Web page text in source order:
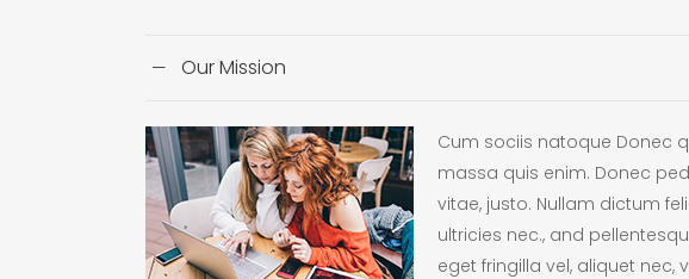
Our Mission
Cum sociis natoque Donec
massa quis enim. Donec
vitae, justo. Nullam dictum
ultricies nec., and
eget fringilla vel, aliquet nec,